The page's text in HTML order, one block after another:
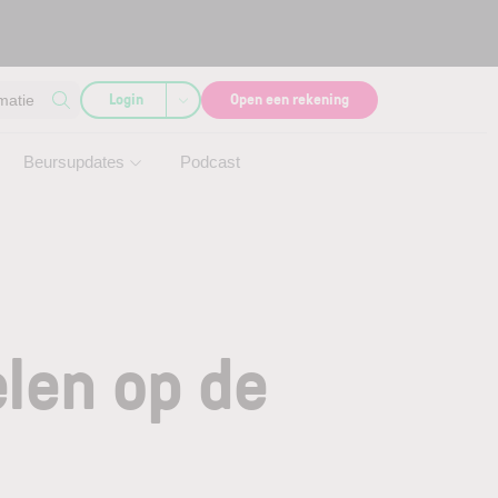
Beursupdates Podcast
Login Open een rekening
op de